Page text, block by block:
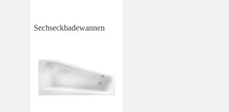
Sechseckbadewannen